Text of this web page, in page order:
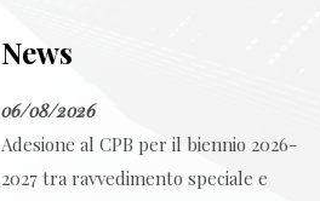
News
06/08/2026
Adesione al CPB per il biennio 2026-
2027 tra ravvedimento speciale e